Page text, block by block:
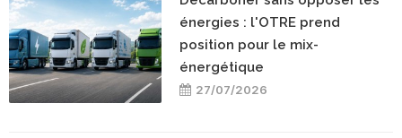
énergies : l'OTRE prend
position pour le mix-
énergétique
27/07/2026